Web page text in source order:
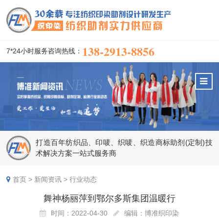
7*24小时服务咨询热线： 138-2913-8856
打造百年纺织品、印唛、织唛、织造商标助剂(定制)技
术解决方案一站式服务商
首页 > 新闻资讯 >行业动态
舞神杨丽萍到鄂尔多斯集团温暖行
时间：2022-04-30 编辑：博准织印染